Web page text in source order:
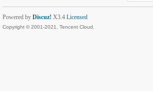
Powered by Discuz! X3.4 Licensed
Copyright © 2001-2021, Tencent Cloud.